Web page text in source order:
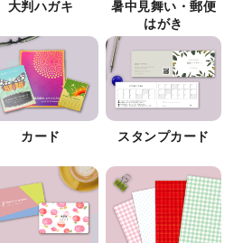
大判ハガキ
暑中見舞い・郵便
はがき
カード スタンプカード